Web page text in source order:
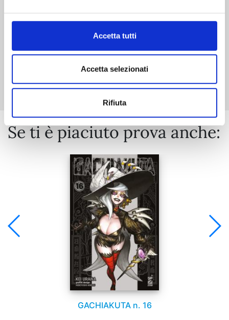
Accetta tutti
Accetta selezionati
Rifiuta
Mostra tutto
Se ti è piaciuto prova anche:
GACHIAKUTA n. 16